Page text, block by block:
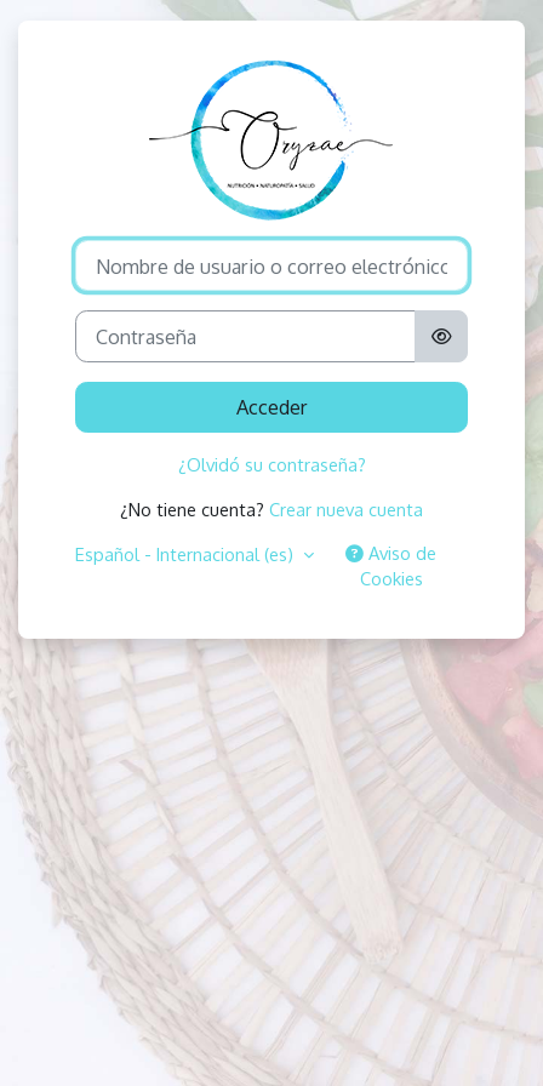
Salta al contenido principal
Entrar a
Saltar a creación de una nueva cuenta
Nombre de usuario o correo electrónico
Contraseña
Acceder
¿Olvidó su contraseña?
¿No tiene cuenta? Crear nueva cuenta
Español - Internacional ‎(es)‎
Aviso de
Cookies